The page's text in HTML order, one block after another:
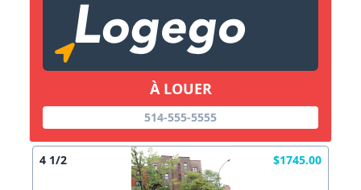
À LOUER
514-555-5555
4 1/2 $1745.00
Copier lien
X Fermer